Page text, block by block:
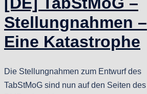
Stellungnahmen –
Eine Katastrophe
Die Stellungnahmen zum Entwurf des
TabStMoG sind nun auf den Seiten des